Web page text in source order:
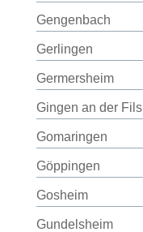
Gengenbach
Gerlingen
Germersheim
Gingen an der Fils
Gomaringen
Göppingen
Gosheim
Gundelsheim